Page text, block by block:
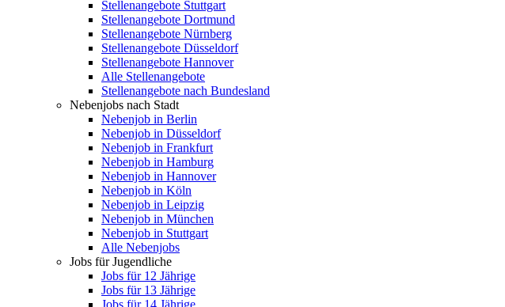
Stellenangebote Stuttgart
Stellenangebote Dortmund
Stellenangebote Nürnberg
Stellenangebote Düsseldorf
Stellenangebote Hannover
Alle Stellenangebote
Stellenangebote nach Bundesland
Nebenjobs nach Stadt
Nebenjob in Berlin
Nebenjob in Düsseldorf
Nebenjob in Frankfurt
Nebenjob in Hamburg
Nebenjob in Hannover
Nebenjob in Köln
Nebenjob in Leipzig
Nebenjob in München
Nebenjob in Stuttgart
Alle Nebenjobs
Jobs für Jugendliche
Jobs für 12 Jährige
Jobs für 13 Jährige
Jobs für 14 Jährige